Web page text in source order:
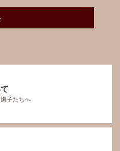
子たちへ